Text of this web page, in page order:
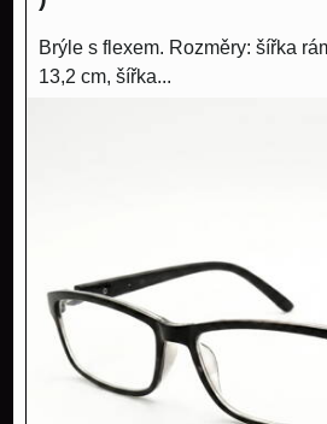
Brýle s flexem. Rozměry: šířka
13,2 cm, šířka...